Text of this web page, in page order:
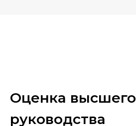
Оценка высшего
руководства